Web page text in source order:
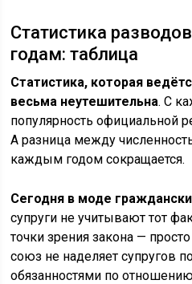
Статистика
годам: таблица
Статистика, которая
весьма неутешительна. С
популярность официальной
А разница между
каждым годом сокращается.
Сегодня в моде
супруги не учитывают тот
точки зрения закона —
союз не наделяет супругов
обязанностями по